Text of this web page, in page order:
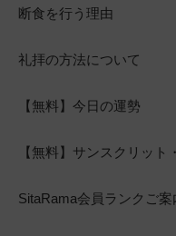
断食を行う理由
礼拝の方法について
【無料】今日の運勢
【無料】サンスクリット
SitaRama会員ランクご案